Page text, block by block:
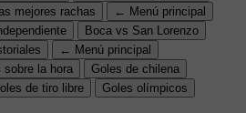
mejores rachas
← Menú principal
Boca vs San Lorenzo
← Menú principal
sobre la hora
Goles de chilena
de tiro libre
Goles olímpicos